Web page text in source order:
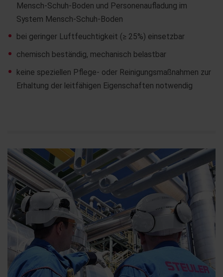
Mensch-Schuh-Boden und Personenaufladung im
System Mensch-Schuh-Boden
bei geringer Luftfeuchtigkeit (≥ 25%) einsetzbar
chemisch beständig, mechanisch belastbar
keine speziellen Pflege- oder Reinigungsmaßnahmen zur
Erhaltung der leitfähigen Eigenschaften notwendig